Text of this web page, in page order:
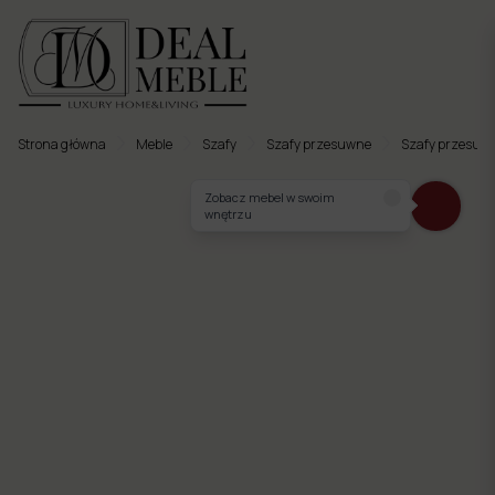
Strona główna Meble Szafy Szafy przesuwne Szafy
Zobacz mebel w swoim
wnętrzu